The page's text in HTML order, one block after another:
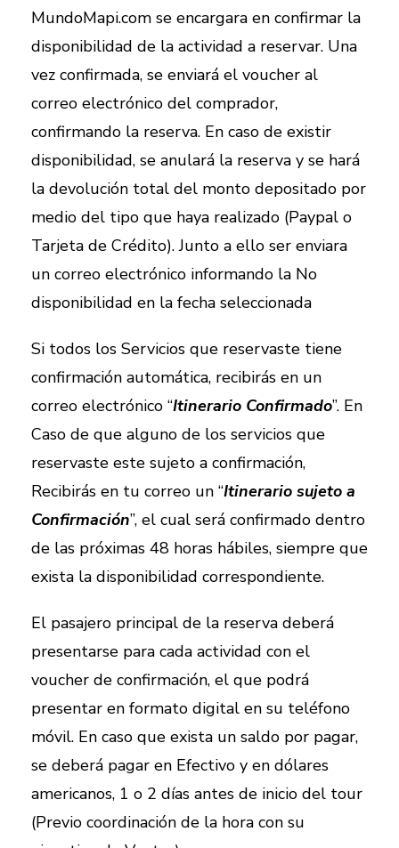
MundoMapi.com se encargara en confirmar la
disponibilidad de la actividad a reservar. Una
vez confirmada, se enviará el voucher al
correo electrónico del comprador,
confirmando la reserva. En caso de existir
disponibilidad, se anulará la reserva y se hará
la devolución total del monto depositado por
medio del tipo que haya realizado (Paypal o
Tarjeta de Crédito). Junto a ello ser enviara
un correo electrónico informando la No
disponibilidad en la fecha seleccionada
Si todos los Servicios que reservaste tiene
confirmación automática, recibirás en un
correo electrónico “Itinerario Confirmado”. En
Caso de que alguno de los servicios que
reservaste este sujeto a confirmación,
Recibirás en tu correo un “Itinerario sujeto a
Confirmación”, el cual será confirmado dentro
de las próximas 48 horas hábiles, siempre que
exista la disponibilidad correspondiente.
El pasajero principal de la reserva deberá
presentarse para cada actividad con el
voucher de confirmación, el que podrá
presentar en formato digital en su teléfono
móvil. En caso que exista un saldo por pagar,
se deberá pagar en Efectivo y en dólares
americanos, 1 o 2 días antes de inicio del tour
(Previo coordinación de la hora con su